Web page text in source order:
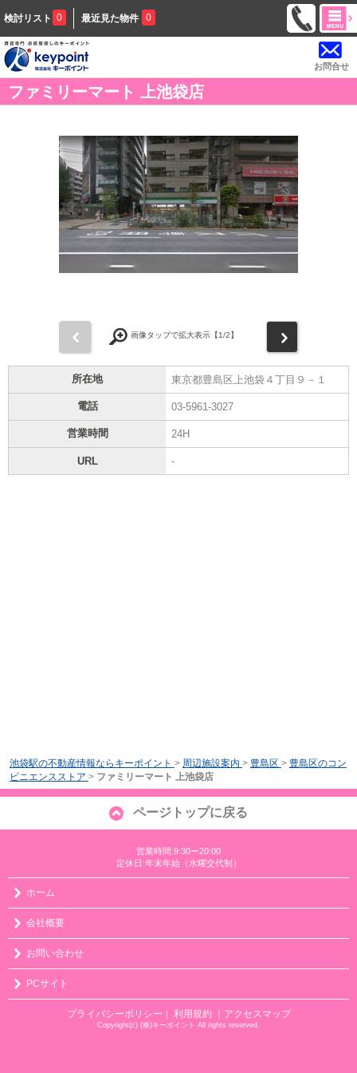
検討リスト 0 最近見た物件 0
お問合せ
ファミリーマート 上池袋店
画像タップで拡大表示【1/2】
所在地 東京都豊島区上池袋４丁目９－１
電話 03-5961-3027
営業時間 24H
URL -
池袋駅の不動産情報ならキーポイント > 周辺施設案内 > 豊島区 > 豊島区のコン
ビニエンスストア > ファミリーマート 上池袋店
ページトップに戻る
営業時間:9:30ー20:00
定休日:年末年始（水曜交代制）
ホーム
会社概要
お問い合わせ
PCサイト
プライバシーポリシー ｜ 利用規約 ｜アクセスマップ
Copyright(c) (株)キーポイント All rights reserved.